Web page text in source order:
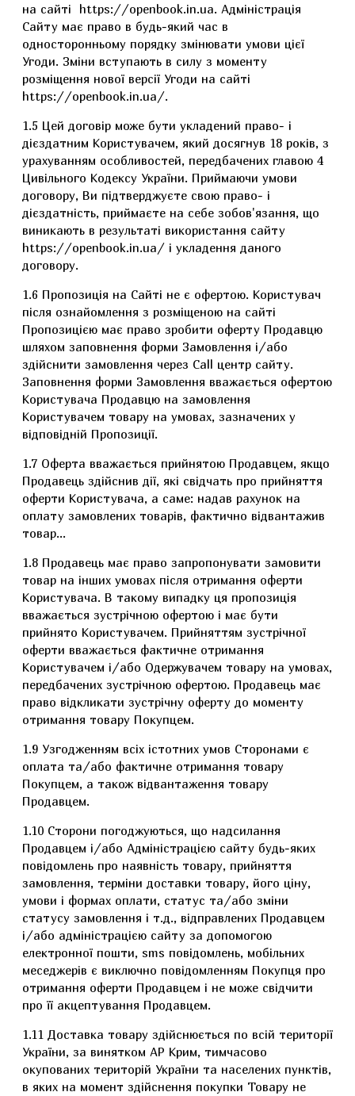
на сайті https://openbook.in.ua. Адміністрація
Сайту має право в будь-який час в
односторонньому порядку змінювати умови цієї
Угоди. Зміни вступають в силу з моменту
розміщення нової версії Угоди на сайті
https://openbook.in.ua/.
1.5 Цей договір може бути укладений право- і
дієздатним Користувачем, який досягнув 18 років, з
урахуванням особливостей, передбачених главою 4
Цивільного Кодексу України. Приймаючи умови
договору, Ви підтверджуєте свою право- і
дієздатність, приймаєте на себе зобов'язання, що
виникають в результаті використання сайту
https://openbook.in.ua/ і укладення даного
договору.
1.6 Пропозиція на Сайті не є офертою. Користувач
після ознайомлення з розміщеною на сайті
Пропозицією має право зробити оферту Продавцю
шляхом заповнення форми Замовлення і/або
здійснити замовлення через Call центр сайту.
Заповнення форми Замовлення вважається офертою
Користувача Продавцю на замовлення
Користувачем товару на умовах, зазначених у
відповідній Пропозиції.
1.7 Оферта вважається прийнятою Продавцем, якщо
Продавець здійснив дії, які свідчать про прийняття
оферти Користувача, а саме: надав рахунок на
оплату замовлених товарів, фактично відвантажив
товар…
1.8 Продавець має право запропонувати замовити
товар на інших умовах після отримання оферти
Користувача. В такому випадку ця пропозиція
вважається зустрічною офертою і має бути
прийнято Користувачем. Прийняттям зустрічної
оферти вважається фактичне отримання
Користувачем і/або Одержувачем товару на умовах,
передбачених зустрічною офертою. Продавець має
право відкликати зустрічну оферту до моменту
отримання товару Покупцем.
1.9 Узгодженням всіх істотних умов Сторонами є
оплата та/або фактичне отримання товару
Покупцем, а також відвантаження товару
Продавцем.
1.10 Сторони погоджуються, що надсилання
Продавцем і/або Адміністрацією сайту будь-яких
повідомлень про наявність товару, прийняття
замовлення, терміни доставки товару, його ціну,
умови і формах оплати, статус та/або зміни
статусу замовлення і т.д., відправлених Продавцем
і/або адміністрацією сайту за допомогою
електронної пошти, sms повідомлень, мобільних
меседжерів є виключно повідомленням Покупця про
отримання оферти Продавцем і не може свідчити
про її акцептування Продавцем.
1.11 Доставка товару здійснюється по всій території
України, за винятком АР Крим, тимчасово
окупованих територій України та населених пунктів,
в яких на момент здійснення покупки Товару не